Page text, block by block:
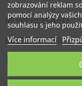
NEPŘEHLÉDNĚTE
DŮLEŽITÉ INFO
zobrazování reklam
pomocí analýzy
souhlasu s jeho
Více informací